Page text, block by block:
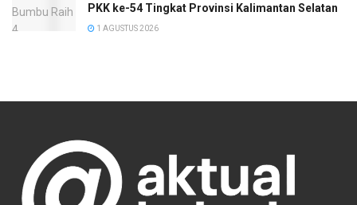
PKK ke-54 Tingkat Provinsi Kalimantan Selatan
1 AGUSTUS 2026